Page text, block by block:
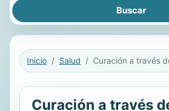
Inicio Salud
Curación a través